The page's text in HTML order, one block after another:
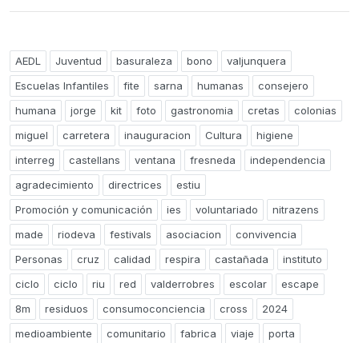
AEDL Juventud basuraleza bono
valjunquera
Escuelas Infantiles
fite sarna humanas
consejero
humana
jorge kit foto gastronomia cretas
colonias
miguel
carretera inauguracion Cultura
higiene
interreg
castellans ventana fresneda
independencia
agradecimiento
directrices
estiu
Promoción y comunicación
ies voluntariado
nitrazens
made
riodeva festivals asociacion
convivencia
Personas
cruz calidad respira castañada
instituto
ciclo
ciclo riu red valderrobres escolar
escape
8m
residuos consumoconciencia cross
2024
medioambiente
comunitario fabrica viaje
porta